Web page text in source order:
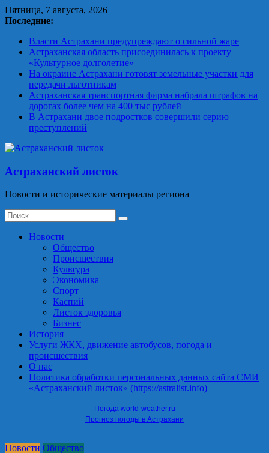
Skip
to
Пятница, 7 августа, 2026
Последние:
Власти Астрахани предупреждают о сильной жаре
Астраханская область присоединилась к проекту
«Культурное долголетие»
На окраине Астрахани готовят земельные участки для
передачи льготникам
Астраханская транспортная фирма набрала штрафов на
дорогах более чем на 400 тыс рублей
В Астрахани двое подростков совершили серию
преступлений
Астраханский листок
Новости и исторические материалы региона
Новости
Общество
Происшествия
Культура
Экономика
Спорт
Каспий
Листок здоровья
Бизнес
История
Услуги ЖКХ, движение автобусов, погода и
происшествия
О нас
Политика обработки персональных данных сайта СМИ
«Астраханский листок» (https://astralist.info)
Погода world-weather.ru
Прогноз погоды в Астрахани
Новости Общество